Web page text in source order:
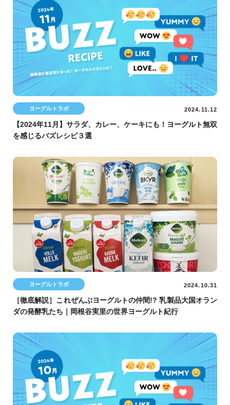
ヨーグルトラボ 2024.11.12
【2024年11月】サラダ、カレー、ケーキにも！ヨーグルト無双
を感じるバズレシピ３選
ヨーグルトラボ 2024.10.31
［徹底解説］これぜんぶヨーグルトの仲間!? 乳製品大国オラン
ダの発酵乳たち｜岡根谷実里の世界ヨーグルト紀行